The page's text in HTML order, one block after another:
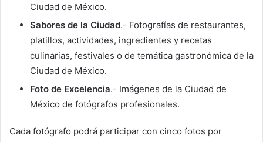
Ciudad de México.
Sabores de la Ciudad.- Fotografías de restaurantes,
platillos, actividades, ingredientes y recetas
culinarias, festivales o de temática gastronómica de la
Ciudad de México.
Foto de Excelencia.- Imágenes de la Ciudad de
México de fotógrafos profesionales.
Cada fotógrafo podrá participar con cinco fotos por